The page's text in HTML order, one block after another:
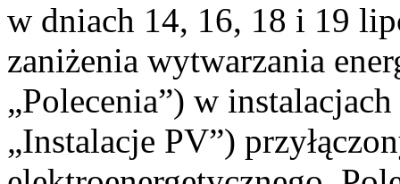
w dniach 14, 16, 18 i 19
zaniżenia wytwarzania
„Polecenia”) w
„Instalacje PV”)